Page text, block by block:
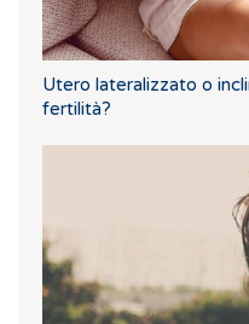
Utero lateralizzato o
fertilità?